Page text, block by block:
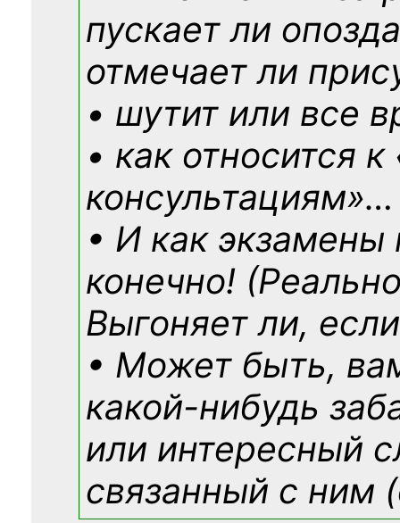
пускает ли
отмечает ли
• шутит или все
• как относится
консультациям»…
• И как экзамены
конечно!
Выгоняет ли,
• Может быть,
какой-нибудь
или интересный
связанный с ним